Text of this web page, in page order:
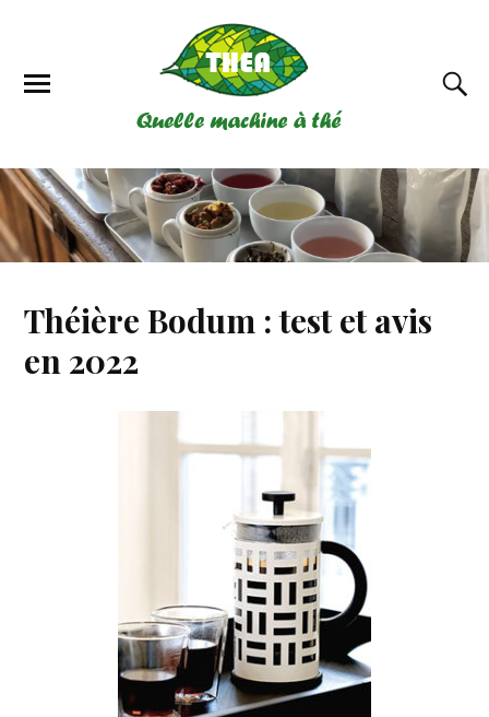
Théière Bodum : test et avis
en 2022